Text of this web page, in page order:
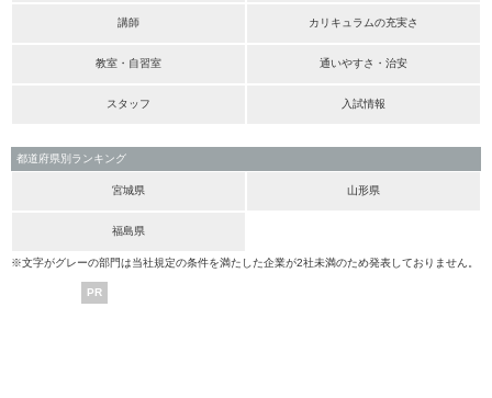
講師 カリキュラムの充実さ
教室・自習室 通いやすさ・治安
スタッフ 入試情報
都道府県別ランキング
宮城県 山形県
福島県
※文字がグレーの部門は当社規定の条件を満たした企業が2社未満のため発表しておりません。
PR